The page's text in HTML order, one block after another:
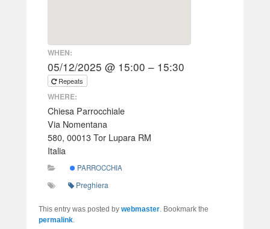
WHEN:
05/12/2025 @ 15:00 – 15:30
Repeats
WHERE:
Chiesa Parrocchiale
Via Nomentana
580, 00013 Tor Lupara RM
Italia
PARROCCHIA
Preghiera
This entry was posted by webmaster. Bookmark the
permalink.